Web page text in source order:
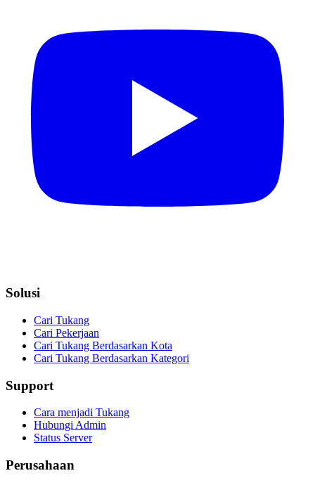
Solusi
Cari Tukang
Cari Pekerjaan
Cari Tukang Berdasarkan Kota
Cari Tukang Berdasarkan Kategori
Support
Cara menjadi Tukang
Hubungi Admin
Status Server
Perusahaan